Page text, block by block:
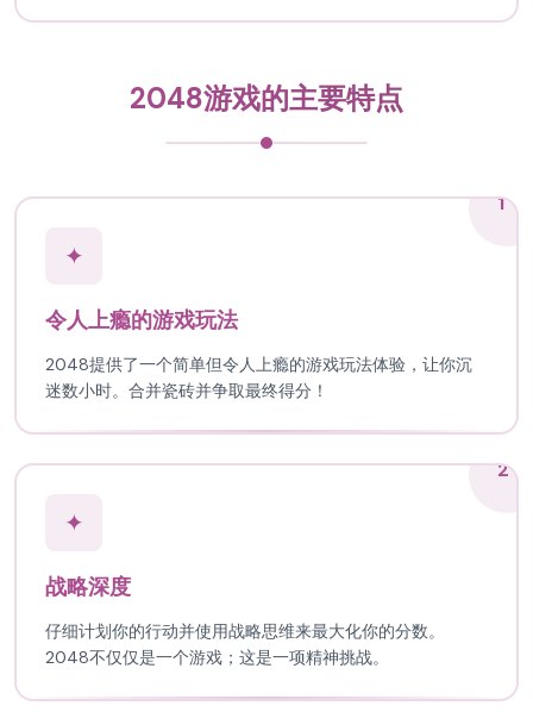
2048游戏的主要特点
1
✦
令人上瘾的游戏玩法
2048提供了一个简单但令人上瘾的游戏玩法体验，让你沉
迷数小时。合并瓷砖并争取最终得分！
2
✦
战略深度
仔细计划你的行动并使用战略思维来最大化你的分数。
2048不仅仅是一个游戏；这是一项精神挑战。